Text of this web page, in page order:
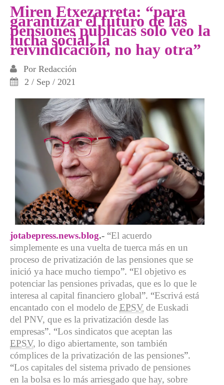
Miren Etxezarreta: “para
garantizar el futuro de las
pensiones públicas solo veo la
lucha social, la
reivindicación, no hay otra”
Por Redacción
2 / Sep / 2021
jotabepress.news.blog.- “El acuerdo
simplemente es una vuelta de tuerca más en un
proceso de privatización de las pensiones que se
inició ya hace mucho tiempo”. “El objetivo es
potenciar las pensiones privadas, que es lo que le
interesa al capital financiero global”. “Escrivá está
encantado con el modelo de EPSV de Euskadi
del PNV, que es la privatización desde las
empresas”. “Los sindicatos que aceptan las
EPSV, lo digo abiertamente, son también
cómplices de la privatización de las pensiones”.
“Los capitales del sistema privado de pensiones
en la bolsa es lo más arriesgado que hay, sobre